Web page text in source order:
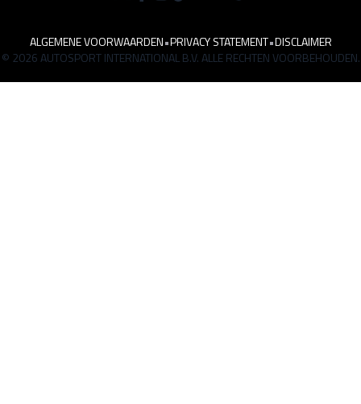
ALGEMENE VOORWAARDEN•PRIVACY STATEMENT•DISCLAIMER
© 2026 AUTOSPORT INTERNATIONAL B.V. ALLE RECHTEN VOORBEHOUDEN.